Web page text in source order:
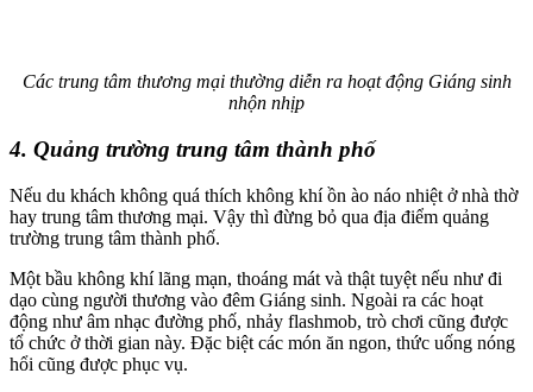
Các trung tâm thương mại thường diễn ra hoạt động Giáng sinh
nhộn nhịp
4. Quảng trường trung tâm thành phố
Nếu du khách không quá thích không khí ồn ào náo nhiệt ở nhà thờ
hay trung tâm thương mại. Vậy thì đừng bỏ qua địa điểm quảng
trường trung tâm thành phố.
Một bầu không khí lãng mạn, thoáng mát và thật tuyệt nếu như đi
dạo cùng người thương vào đêm Giáng sinh. Ngoài ra các hoạt
động như âm nhạc đường phố, nhảy flashmob, trò chơi cũng được
tổ chức ở thời gian này. Đặc biệt các món ăn ngon, thức uống nóng
hổi cũng được phục vụ.